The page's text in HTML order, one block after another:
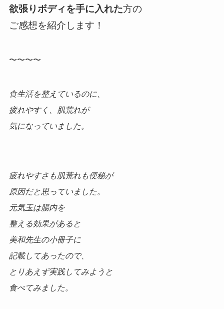
欲張りボディを手に入れた方の
ご感想を紹介します！
〜〜〜〜
食生活を整えているのに、
疲れやすく、肌荒れが
気になっていました。
疲れやすさも肌荒れも便秘が
原因だと思っていました。
元気玉は腸内を
整える効果があると
美和先生の小冊子に
記載してあったので、
とりあえず実践してみようと
食べてみました。